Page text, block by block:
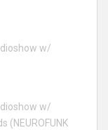
w/
w/
(NEUROFUNK